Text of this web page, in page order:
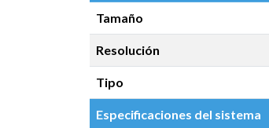
Tamaño
Resolución
Tipo
Especificaciones del sistema